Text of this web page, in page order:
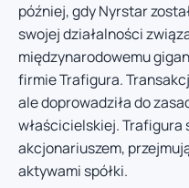
później, gdy Nyrstar
swojej działalności
międzynarodowemu
firmie Trafigura.
ale doprowadziła do
właścicielskiej. Trafigura
akcjonariuszem,
aktywami spółki.